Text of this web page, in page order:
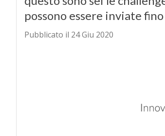
possono essere inviate
Pubblicato il 24 Giu 2020